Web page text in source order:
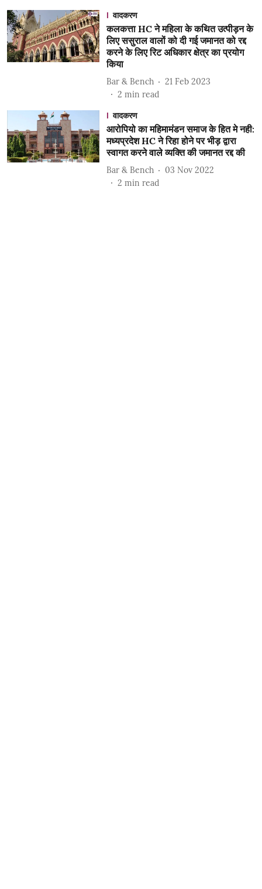
वादकरण
कलकत्ता HC ने महिला के कथित उत्पीड़न के
लिए ससुराल वालों को दी गई जमानत को रद्द
करने के लिए रिट अधिकार क्षेत्र का प्रयोग
किया
Bar & Bench
21 Feb 2023
2 min read
वादकरण
आरोपियो का महिमामंडन समाज के हित मे नही:
मध्यप्रदेश HC ने रिहा होने पर भीड़ द्वारा
स्वागत करने वाले व्यक्ति की जमानत रद्द की
Bar & Bench
03 Nov 2022
2 min read